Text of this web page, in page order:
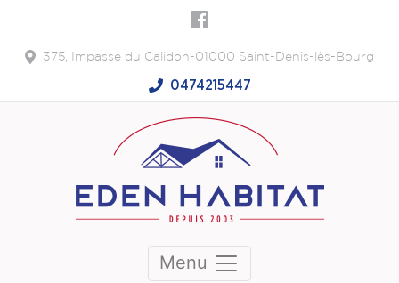
375, Impasse du Calidon-01000 Saint-Denis-lès-Bourg
0474215447
Menu